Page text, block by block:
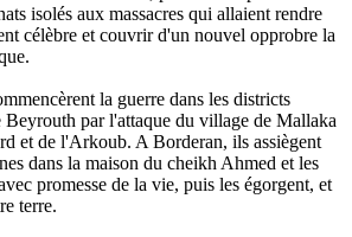
isolés aux massacres qui allaient rendre
célèbre et couvrir d'un nouvel opprobre la
la guerre dans les districts
Beyrouth par l'attaque du village de Mallaka
et de l'Arkoub. A Borderan, ils assiègent
dans la maison du cheikh Ahmed et les
promesse de la vie, puis les égorgent, et
terre.